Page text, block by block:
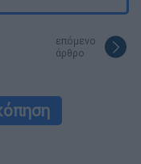
επόμενο
άρθρο